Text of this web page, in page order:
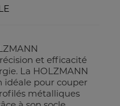
et efficacité
La HOLZMANN
idéale pour couper
métalliques